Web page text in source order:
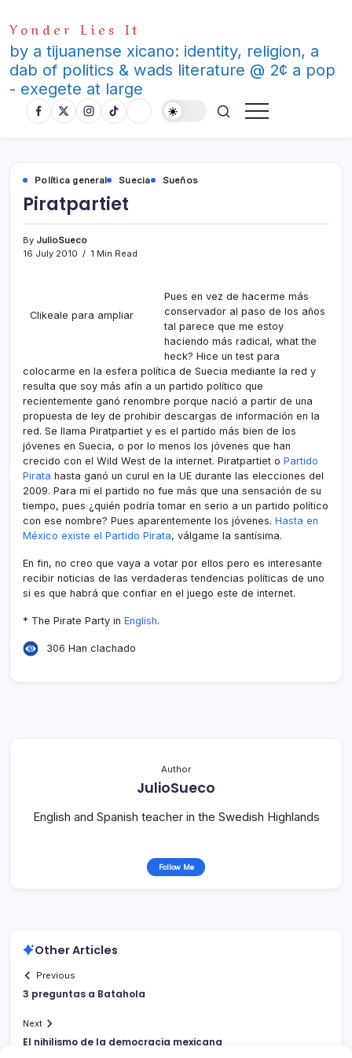
to
content
Yonder Lies It
by a tijuanense xicano: identity, religion, a
dab of politics & wads literature @ 2¢ a pop
- exegete at large
Polí­tica general Suecia Sueños
Piratpartiet
By JulioSueco
16 July 2010
1 Min Read
Clikeale para ampliar
Pues en vez de hacerme más
conservador al paso de los años
tal parece que me estoy
haciendo más radical, what the
heck? Hice un test para
colocarme en la esfera polí­tica de Suecia mediante la red y
resulta que soy más afí­n a un partido polí­tico que
recientemente ganó renombre porque nació a partir de una
propuesta de ley de prohibir descargas de información en la
red. Se llama Piratpartiet y es el partido más bien de los
jóvenes en Suecia, o por lo menos los jóvenes que han
crecido con el Wild West de la internet. Piratpartiet o Partido
Pirata hasta ganó un curul en la UE durante las elecciones del
2009. Para mí­ el partido no fue más que una sensación de su
tiempo, pues ¿quién podrí­a tomar en serio a un partido polí­tico
con ese nombre? Pues aparentemente los jóvenes. Hasta en
México existe el Partido Pirata, válgame la santí­sima.
En fin, no creo que vaya a votar por ellos pero es interesante
recibir noticias de las verdaderas tendencias polí­ticas de uno
si es que habrá que confiar en el juego este de internet.
* The Pirate Party in English.
306 Han clachado
Author
JulioSueco
English and Spanish teacher in the Swedish Highlands
Follow Me
Other Articles
Previous
3 preguntas a Batahola
Next
El nihilismo de la democracia mexicana